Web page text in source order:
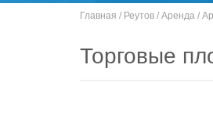
Главная / Реутов / Аренда /
Торговые